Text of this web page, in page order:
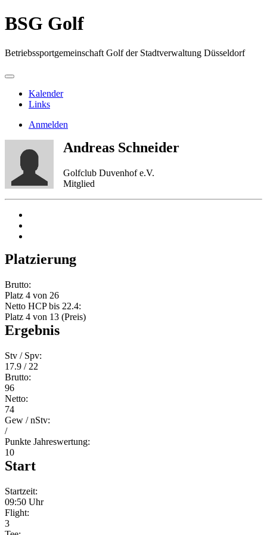
BSG Golf
Betriebssportgemeinschaft Golf der Stadtverwaltung Düsseldorf
Kalender
Links
Anmelden
Andreas Schneider
Golfclub Duvenhof e.V.
Mitglied
Platzierung
Brutto:
Platz 4 von 26
Netto HCP bis 22.4:
Platz 4 von 13 (Preis)
Ergebnis
Stv / Spv:
17.9 / 22
Brutto:
96
Netto:
74
Gew / nStv:
/
Punkte Jahreswertung:
10
Start
Startzeit:
09:50 Uhr
Flight:
3